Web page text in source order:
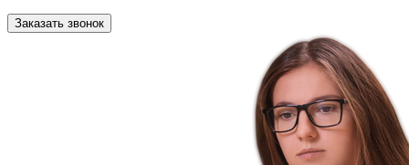
Заказать звонок